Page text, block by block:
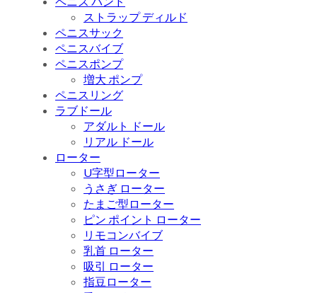
ストラップ ディルド
ペニスサック
ペニスバイブ
ペニスポンプ
増大 ポンプ
ペニスリング
ラブドール
アダルト ドール
リアル ドール
ローター
U字型ローター
うさぎ ローター
たまご型ローター
ピン ポイント ローター
リモコンバイブ
乳首 ローター
吸引 ローター
指豆ローター